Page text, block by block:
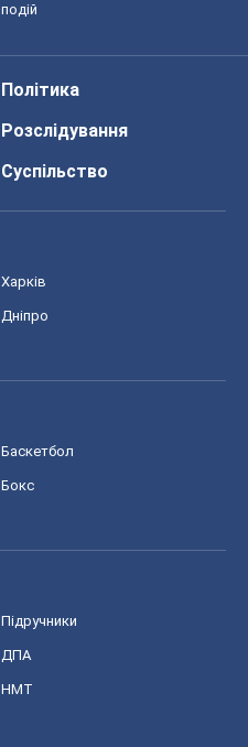
подій
Політика
Розслідування
Суспільство
Харків
Дніпро
Баскетбол
Бокс
Підручники
ДПА
НМТ